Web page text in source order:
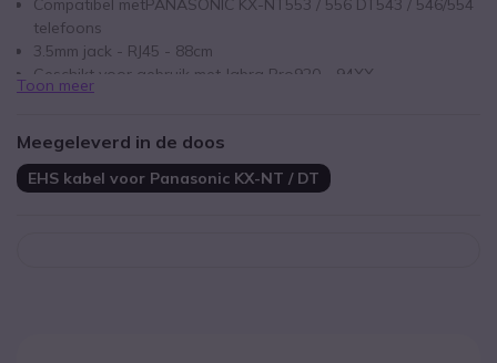
Compatibel metPANASONIC KX-NT553 / 556 DT543 / 546/554
telefoons
3.5mm jack - RJ45 - 88cm
Geschikt voor gebruik met Jabra Pro920 - 94XX
Toon meer
Meegeleverd in de doos
EHS kabel voor Panasonic KX-NT / DT